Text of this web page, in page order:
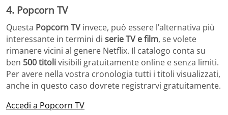
4. Popcorn TV
Questa Popcorn TVinvece, può essere l’alternativa più
interessante in termini di serie TV e film, se volete
rimanere vicini al genere Netflix. Il catalogo conta su
ben 500 titolivisibili gratuitamente online e senza limiti.
Per avere nella vostra cronologia tutti i titoli visualizzati,
anche in questo caso dovrete registrarvi gratuitamente.
Accedi a Popcorn TV